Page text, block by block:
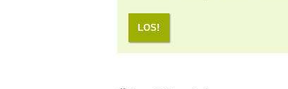
LOS!